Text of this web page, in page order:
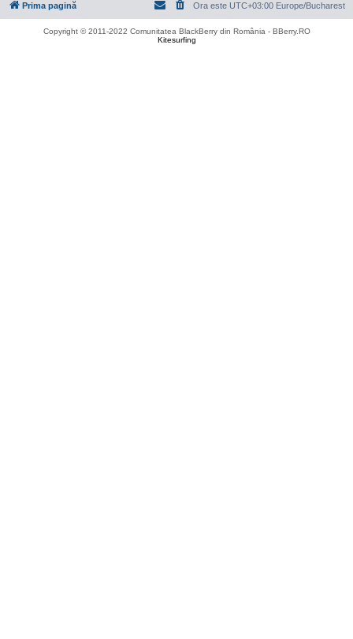
Prima pagină Ora este UTC+03:00 Europe/Bucharest
Copyright © 2011-2022 Comunitatea BlackBerry din România - BBerry.RO
Kitesurfing